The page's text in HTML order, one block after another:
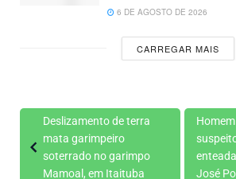
6 DE AGOSTO DE 2026
CARREGAR MAIS
Deslizamento de terra
mata garimpeiro
soterrado no garimpo
Mamoal, em Itaituba
José